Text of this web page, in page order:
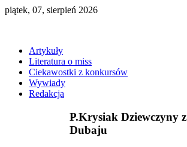
piątek, 07, sierpień 2026
Artykuły
Literatura o miss
Ciekawostki z konkursów
Wywiady
Redakcja
P.Krysiak Dziewczyny z
Dubaju